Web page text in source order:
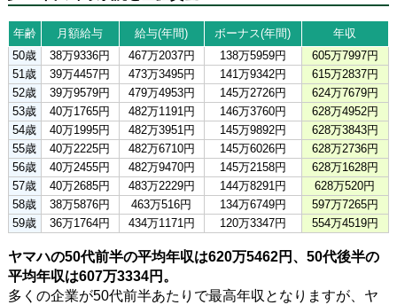
年齢 月額給与 給与(年間) ボーナス(年間)
年収
50歳
38万9336円 467万2037円 138万5959円
605万7997円
51歳
39万4457円 473万3495円 141万9342円
615万2837円
52歳
39万9579円 479万4953円 145万2726円
624万7679円
53歳
40万1765円 482万1191円 146万3760円
628万4952円
54歳
40万1995円 482万3951円 145万9892円
628万3843円
55歳
40万2225円 482万6710円 145万6026円
628万2736円
56歳
40万2455円 482万9470円 145万2158円
628万1628円
57歳
40万2685円 483万2229円 144万8291円
628万520円
58歳
38万5876円 463万516円 134万6749円
597万7265円
59歳
36万1764円 434万1171円 120万3347円 554万4519円
ヤマハの50代前半の平均年収は620万5462円、50代後半の
平均年収は607万3334円。
多くの企業が50代前半あたりで最高年収となりますが、ヤ